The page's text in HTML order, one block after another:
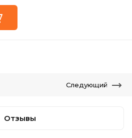
Следующий
Отзывы